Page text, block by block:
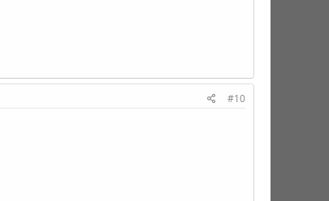
#10